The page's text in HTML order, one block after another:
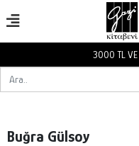
3000 TL VE
Buğra Gülsoy